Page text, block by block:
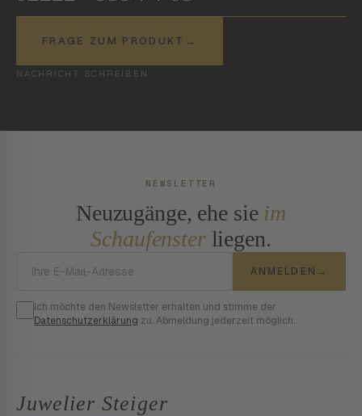
FRAGE ZUM PRODUKT →
NACHRICHT SCHREIBEN
NEWSLETTER
Neuzugänge, ehe sie im
Schaufensterliegen.
ANMELDEN →
Ich möchte den Newsletter erhalten und stimme der
Datenschutzerklärung zu. Abmeldung jederzeit möglich.
Juwelier Steiger